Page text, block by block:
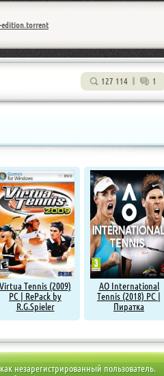
edition.torrent
127 114 1
Virtua Tennis (2009)
PC | RePack by
R.G.Spieler
AO International
Tennis (2018) PC |
Пиратка
незарегистрированный пользователь.